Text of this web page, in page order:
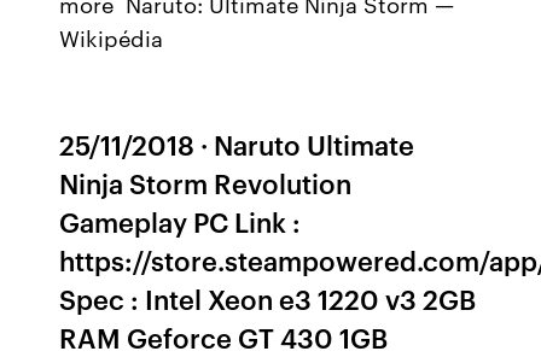
Wikipédia
25/11/2018 · Naruto Ultimate
Ninja Storm Revolution
Gameplay PC Link :
https://store.steampowered.com/
Spec : Intel Xeon e3 1220 v3 2GB
RAM Geforce GT 430 1GB